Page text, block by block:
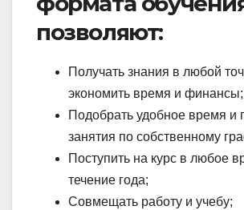
позволяют:
Получать знания в любой
экономить время и финансы;
Подобрать удобное время и
занятия по собственному
Поступить на курс в любое
течение года;
Совмещать работу и учебу;